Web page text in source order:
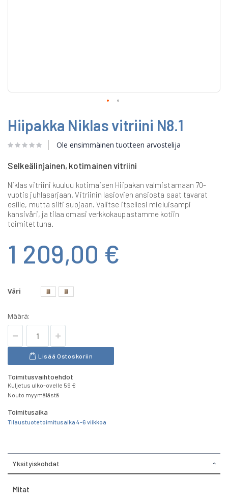
to
the
beginning
of
images
Hiipakka Niklas vitriini N8.1
Ole ensimmäinen tuotteen arvostelija
Selkeälinjainen, kotimainen vitriini
Niklas vitriini kuuluu kotimaisen Hiipakan valmistamaan 70-
vuotis juhlasarjaan. Vitriinin lasiovien ansiosta saat tavarat
esille, mutta silti suojaan. Valitse itsellesi mieluisampi
kansiväri, ja tilaa omasi verkkokaupastamme kotiin
toimitettuna.
1 209,00 €
Väri
Määrä:
Lisää Ostoskoriin
Toimitusvaihtoehdot
Kuljetus ulko-ovelle 59 €
Nouto myymälästä
Toimitusaika
Tilaustuote toimitusaika 4-6 viikkoa
Yksityiskohdat
Mitat